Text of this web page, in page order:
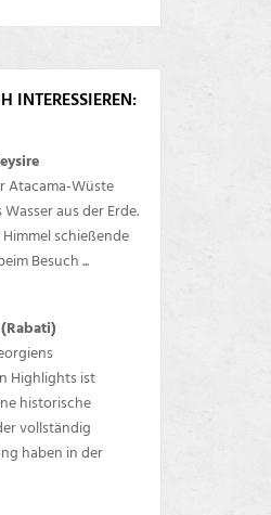
INTERESSIEREN:
Atacama-Wüste
aus der Erde.
schießende
Besuch ...
Highlights ist
historische
vollständig
haben in der